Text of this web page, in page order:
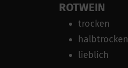
ROTWEIN
trocken
halbtrocken
lieblich